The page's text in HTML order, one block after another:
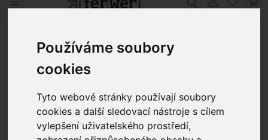
Používáme soubory
cookies
Tyto webové stránky používají soubory
cookies a další sledovací nástroje s cílem
vylepšení uživatelského prostředí,